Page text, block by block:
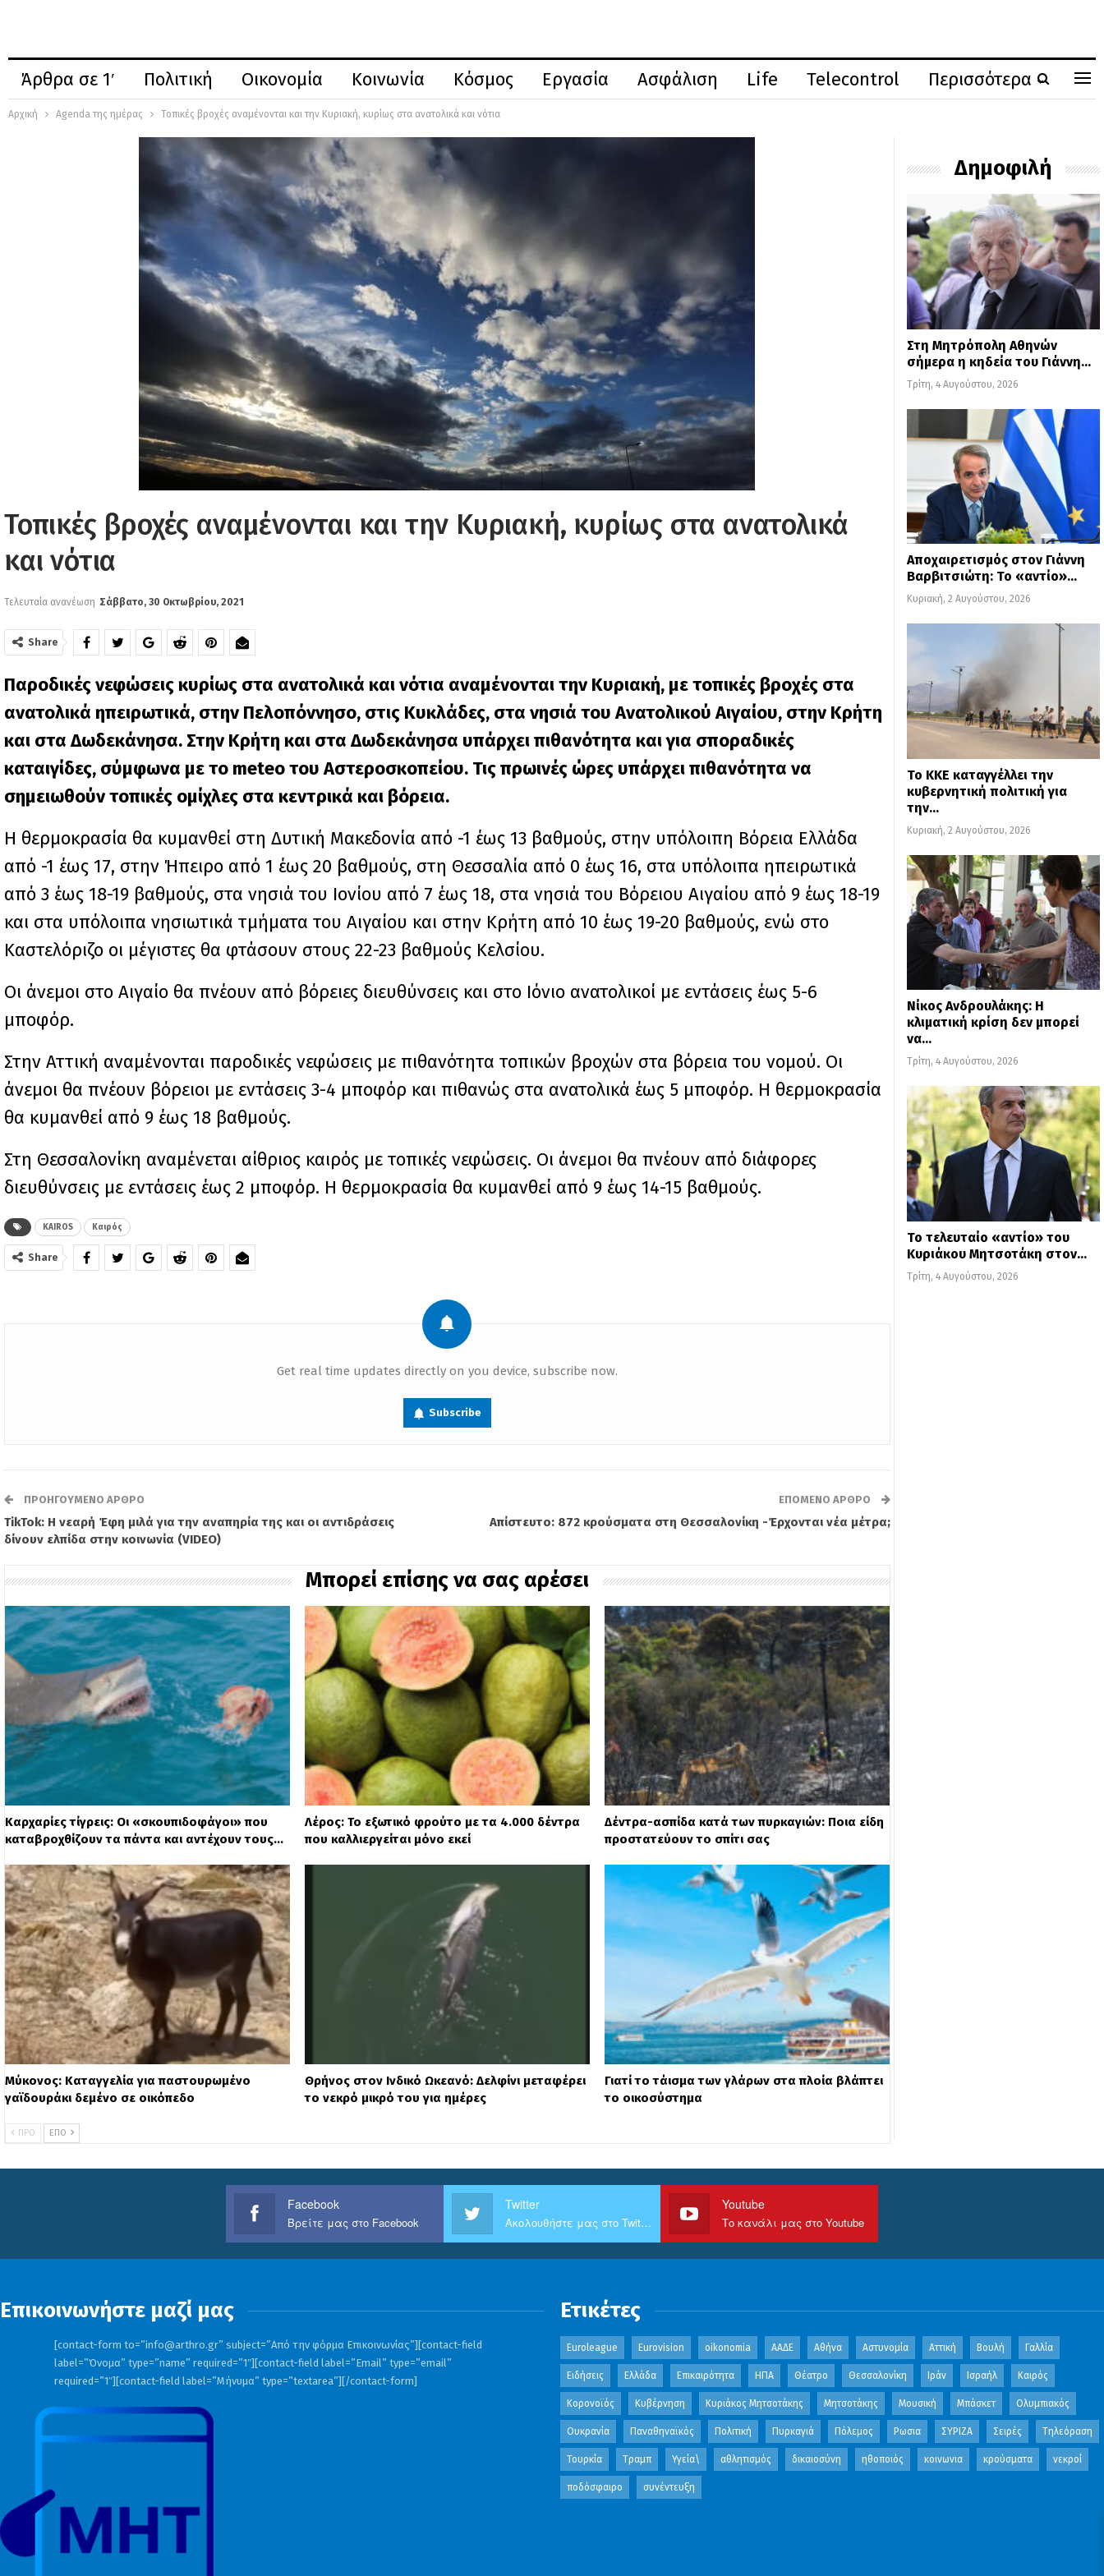
Άρθρα σε 1′ Πολιτική Οικονομία Κοινωνία Κόσμος Εργασία Ασφάλιση Life Telecontrol Περισσότερα
Αρχική Agenda της ημέρας Τοπικές βροχές αναμένονται και την Κυριακή, κυρίως στα ανατολικά και νότια
Τοπικές βροχές αναμένονται και την Κυριακή, κυρίως στα ανατολικά
και νότια
Τελευταία ανανέωση Σάββατο, 30 Οκτωβρίου, 2021
Share
Παροδικές νεφώσεις κυρίως στα ανατολικά και νότια αναμένονται την Κυριακή, με τοπικές βροχές στα
ανατολικά ηπειρωτικά, στην Πελοπόννησο, στις Κυκλάδες, στα νησιά του Ανατολικού Αιγαίου, στην Κρήτη
και στα Δωδεκάνησα. Στην Κρήτη και στα Δωδεκάνησα υπάρχει πιθανότητα και για σποραδικές
καταιγίδες, σύμφωνα με το meteo του Αστεροσκοπείου. Τις πρωινές ώρες υπάρχει πιθανότητα να
σημειωθούν τοπικές ομίχλες στα κεντρικά και βόρεια.
Η θερμοκρασία θα κυμανθεί στη Δυτική Μακεδονία από -1 έως 13 βαθμούς, στην υπόλοιπη Βόρεια Ελλάδα
από -1 έως 17, στην Ήπειρο από 1 έως 20 βαθμούς, στη Θεσσαλία από 0 έως 16, στα υπόλοιπα ηπειρωτικά
από 3 έως 18-19 βαθμούς, στα νησιά του Ιονίου από 7 έως 18, στα νησιά του Βόρειου Αιγαίου από 9 έως 18-19
και στα υπόλοιπα νησιωτικά τμήματα του Αιγαίου και στην Κρήτη από 10 έως 19-20 βαθμούς, ενώ στο
Καστελόριζο οι μέγιστες θα φτάσουν στους 22-23 βαθμούς Κελσίου.
Οι άνεμοι στο Αιγαίο θα πνέουν από βόρειες διευθύνσεις και στο Ιόνιο ανατολικοί με εντάσεις έως 5-6
μποφόρ.
Στην Αττική αναμένονται παροδικές νεφώσεις με πιθανότητα τοπικών βροχών στα βόρεια του νομού. Οι
άνεμοι θα πνέουν βόρειοι με εντάσεις 3-4 μποφόρ και πιθανώς στα ανατολικά έως 5 μποφόρ. Η θερμοκρασία
θα κυμανθεί από 9 έως 18 βαθμούς.
Στη Θεσσαλονίκη αναμένεται αίθριος καιρός με τοπικές νεφώσεις. Οι άνεμοι θα πνέουν από διάφορες
διευθύνσεις με εντάσεις έως 2 μποφόρ. Η θερμοκρασία θα κυμανθεί από 9 έως 14-15 βαθμούς.
KAIROS Καιρός
Share
Get real time updates directly on you device, subscribe now.
Subscribe
ΠΡΟΗΓΟΎΜΕΝΟ ΆΡΘΡΟ
ΤikTok: H νεαρή Έφη μιλά για την αναπηρία της και οι αντιδράσεις
δίνουν ελπίδα στην κοινωνία (VIDEO)
ΕΠΌΜΕΝΟ ΆΡΘΡΟ
Απίστευτο: 872 κρούσματα στη Θεσσαλονίκη -Έρχονται νέα μέτρα;
Μπορεί επίσης να σας αρέσει
Καρχαρίες τίγρεις: Οι «σκουπιδοφάγοι» που
καταβροχθίζουν τα πάντα και αντέχουν τους…
Λέρος: Το εξωτικό φρούτο με τα 4.000 δέντρα
που καλλιεργείται μόνο εκεί
Δέντρα-ασπίδα κατά των πυρκαγιών: Ποια είδη
προστατεύουν το σπίτι σας
Μύκονος: Καταγγελία για παστουρωμένο
γαϊδουράκι δεμένο σε οικόπεδο
Θρήνος στον Ινδικό Ωκεανό: Δελφίνι μεταφέρει
το νεκρό μικρό του για ημέρες
Γιατί το τάισμα των γλάρων στα πλοία βλάπτει
το οικοσύστημα
ΠΡΟ ΕΠΌ
Δημοφιλή
Στη Μητρόπολη Αθηνών
σήμερα η κηδεία του Γιάννη…
Τρίτη, 4 Αυγούστου, 2026
Αποχαιρετισμός στον Γιάννη
Βαρβιτσιώτη: Το «αντίο»…
Κυριακή, 2 Αυγούστου, 2026
Το ΚΚΕ καταγγέλλει την
κυβερνητική πολιτική για
την…
Κυριακή, 2 Αυγούστου, 2026
Νίκος Ανδρουλάκης: Η
κλιματική κρίση δεν μπορεί
να…
Τρίτη, 4 Αυγούστου, 2026
Το τελευταίο «αντίο» του
Κυριάκου Μητσοτάκη στον…
Τρίτη, 4 Αυγούστου, 2026
Facebook
Βρείτε μας στο Facebook
Twitter
Ακολουθήστε μας στο Twitter
Youtube
Το κανάλι μας στο Youtube
Επικοινωνήστε μαζί μας
[contact-form to=”info@arthro.gr” subject=”Από την φόρμα Επικοινωνίας”][contact-field
label=”Όνομα” type=”name” required=”1″][contact-field label=”Email” type=”email”
required=”1″][contact-field label=”Μήνυμα” type=”textarea”][/contact-form]
Ετικέτες
Euroleague Eurovision oikonomia ΑΑΔΕ Αθήνα Αστυνομία Αττική Βουλή Γαλλία
Ειδήσεις Ελλάδα Επικαιρότητα ΗΠΑ Θέατρο Θεσσαλονίκη Ιράν Ισραήλ Καιρός
Κορονοϊός Κυβέρνηση Κυριάκος Μητσοτάκης Μητσοτάκης Μουσική Μπάσκετ Ολυμπιακός
Ουκρανία Παναθηναϊκός Πολιτική Πυρκαγιά Πόλεμος Ρωσια ΣΥΡΙΖΑ Σειρές Τηλεόραση
Τουρκία Τραμπ Υγεία\ αθλητισμός δικαιοσύνη ηθοποιός κοινωνια κρούσματα νεκροί
ποδόσφαιρο συνέντευξη